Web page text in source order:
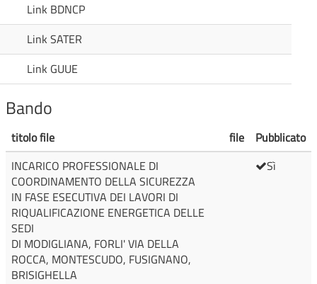
Link BDNCP
Link SATER
Link GUUE
Bando
titolo file file
Pubblicato
INCARICO PROFESSIONALE DI
COORDINAMENTO DELLA SICUREZZA
IN FASE ESECUTIVA DEI LAVORI DI
RIQUALIFICAZIONE ENERGETICA DELLE
SEDI
DI MODIGLIANA, FORLI' VIA DELLA
ROCCA, MONTESCUDO, FUSIGNANO,
BRISIGHELLA
Sì